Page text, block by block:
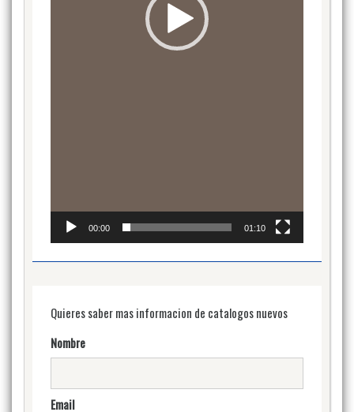
00:00 01:10
Quieres saber mas informacion de catalogos nuevos
Nombre
Email